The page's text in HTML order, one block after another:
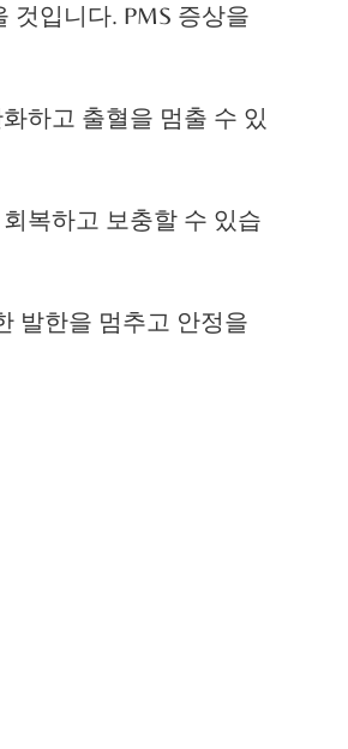
것입니다. PMS 증상을
하고 출혈을 멈출 수 있
복하고 보충할 수 있습
발한을 멈추고 안정을